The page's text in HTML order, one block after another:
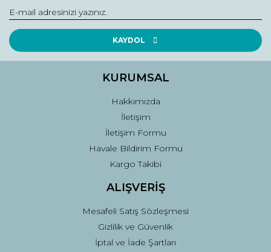
Ürün resmi kalitesiz, bozuk veya görüntülenemiyor.
Ürün açıklamasında eksik bilgiler bulunuyor.
Ürün fiyatı diğer sitelerden daha pahalı.
Gönder
KAYDOL
KURUMSAL
Hakkımızda
İletişim
İletişim Formu
Havale Bildirim Formu
Kargo Takibi
ALIŞVERİŞ
Mesafeli Satış Sözleşmesi
Gizlilik ve Güvenlik
İptal ve İade Şartları